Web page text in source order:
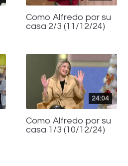
Como Alfredo por su
casa 2/3 (11/12/24)
24:04
Como Alfredo por su
casa 1/3 (10/12/24)